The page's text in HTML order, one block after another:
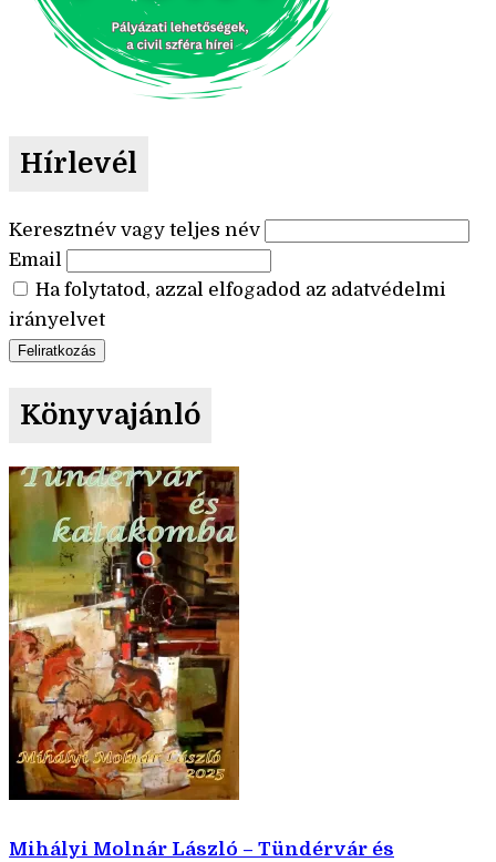
Hírlevél
Keresztnév vagy teljes név
Email
Ha folytatod, azzal elfogadod az adatvédelmi
irányelvet
Könyvajánló
Mihályi Molnár László – Tündérvár és